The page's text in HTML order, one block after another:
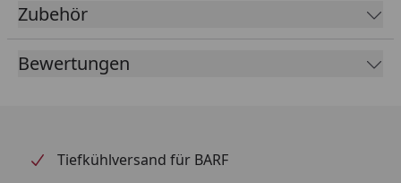
empfindlichen Verdauungstrakt zu belasten. Gönnen
Sie Ihrer Katze eine bekömmliche Mahlzeit, die
Vertrauen schafft und Genuss garantiert – denn nur
Hauptzutaten: Frisches Lamm (5 %), Geflügel (20 %),
Zubehör
Bewertungen
Tiefkühlversand für BARF